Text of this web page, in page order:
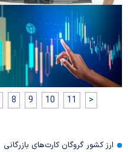
8 9 10 11 >
ارز کشور گروگان کارت‌های بازرگانی